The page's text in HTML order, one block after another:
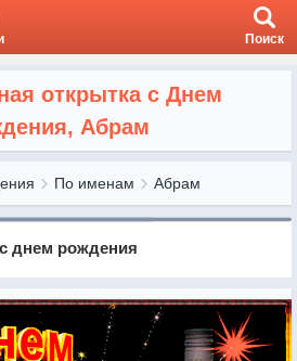
Поиск
открытка с Днем
Абрам
По именам Абрам
днем рождения